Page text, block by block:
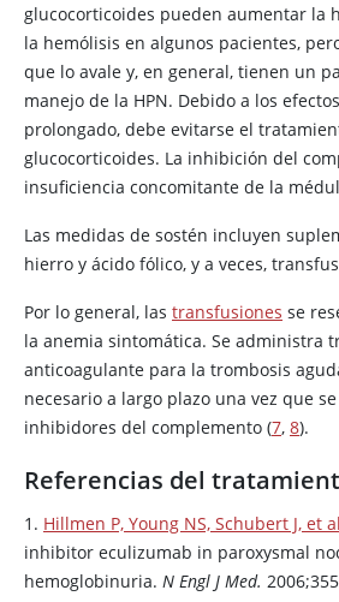
glucocorticoides pueden aumentar la
la hemólisis en algunos pacientes,
que lo avale y, en general, tienen un
manejo de la HPN. Debido a los
prolongado, debe evitarse el
glucocorticoides. La inhibición del
insuficiencia concomitante de la
Las medidas de sostén incluyen
hierro y ácido fólico, y a veces,
Por lo general, las transfusiones se
la anemia sintomática. Se administra
anticoagulante para la trombosis
necesario a largo plazo una vez que
inhibidores del complemento (7, 8).
Referencias del
1. Hillmen P, Young NS, Schubert J, et al
inhibitor eculizumab in paroxysmal
hemoglobinuria. N Engl J Med.